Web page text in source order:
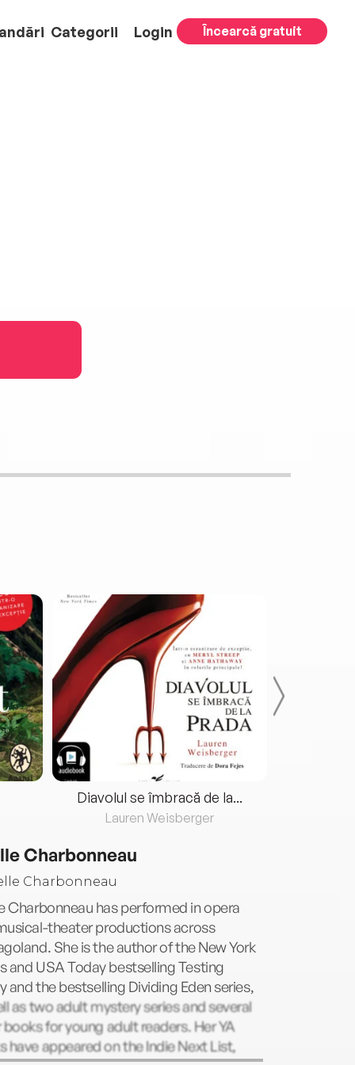
Categorii Login Încearcă gratuit
Diavolul se îmbracă de la...
Lauren Weisberger
Charbonneau
Charbonneau has performed in opera
theater productions across
She is the author of the New York
and USA Today bestselling Testing
and the bestselling Dividing Eden series,
as two adult mystery series and several
for young adult readers. Her YA
have appeared on the Indie Next List,